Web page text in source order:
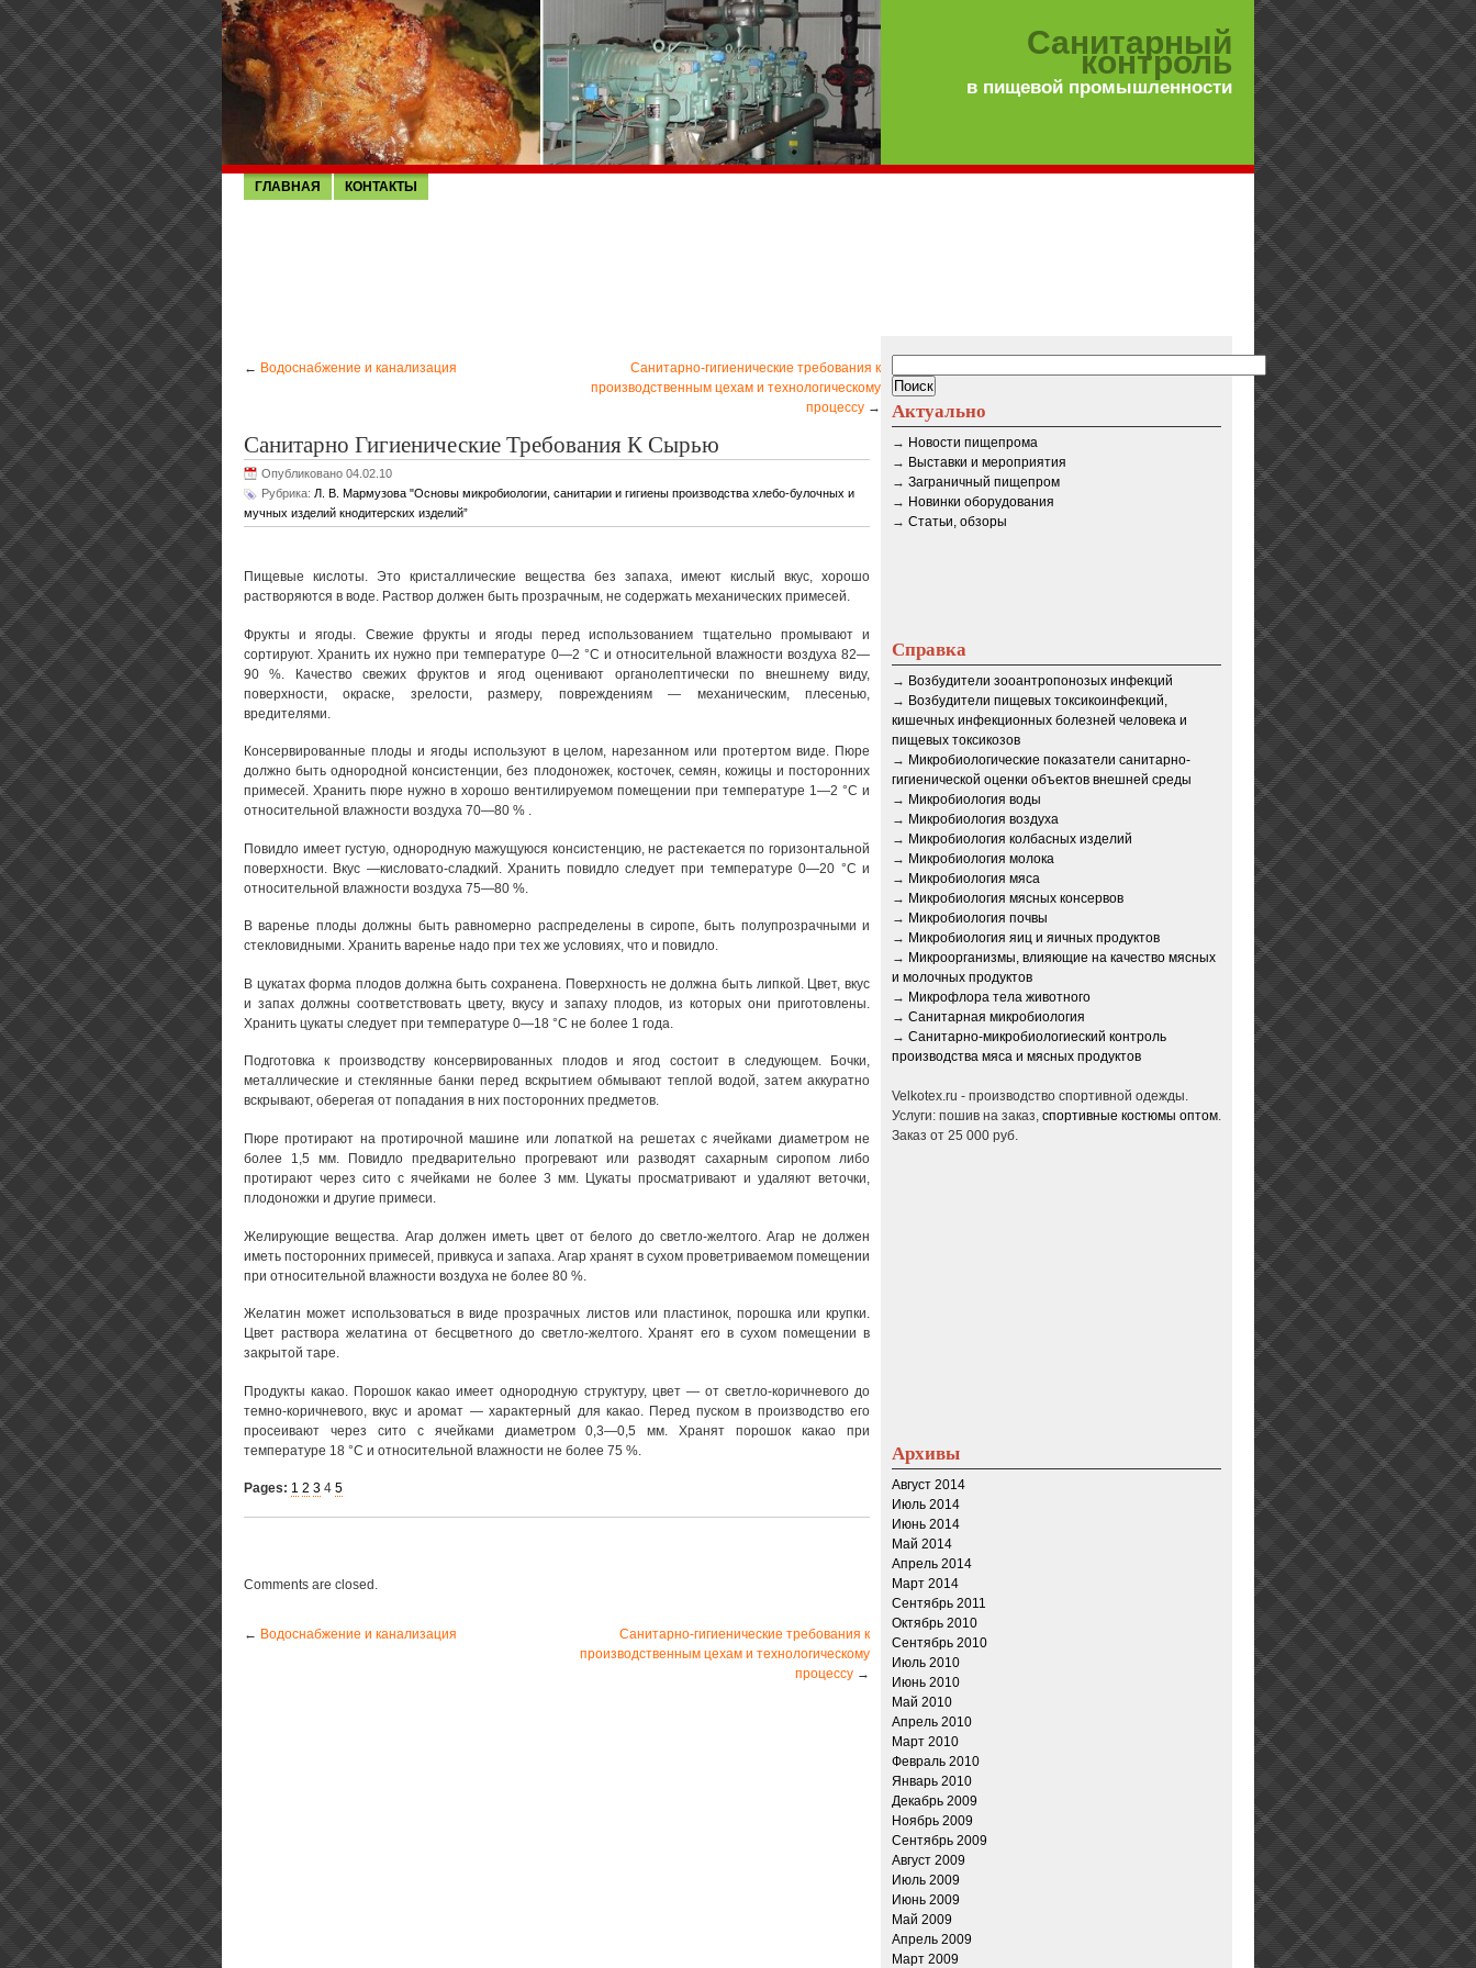
Санитарный
контроль
в пищевой промышленности
ГЛАВНАЯ КОНТАКТЫ
← Водоснабжение и канализация
Санитарно-гигиенические требования к
производственным цехам и технологическому
процессу →
Санитарно Гигиенические Требования К Сырью
Опубликовано 04.02.10
Рубрика: Л. В. Мармузова "Основы микробиологии, санитарии и гигиены производства хлебо-булочных и
мучных изделий кнодитерских изделий”
Пищевые кислоты. Это кристаллические вещества без запаха, имеют кислый вкус, хорошо
растворяются в воде. Раствор должен быть прозрачным, не содержать механических примесей.
Фрукты и ягоды. Свежие фрукты и ягоды перед использованием тщательно промывают и
сортируют. Хранить их нужно при температуре 0—2 °С и относительной влажности воздуха 82—
90 %. Качество свежих фруктов и ягод оценивают органолептически по внешнему виду,
поверхности, окраске, зрелости, размеру, повреждениям — механическим, плесенью,
вредителями.
Консервированные плоды и ягоды используют в целом, нарезанном или протертом виде. Пюре
должно быть однородной консистенции, без плодоножек, косточек, семян, кожицы и посторонних
примесей. Хранить пюре нужно в хорошо вентилируемом помещении при температуре 1—2 °С и
относительной влажности воздуха 70—80 % .
Повидло имеет густую, однородную мажущуюся консистенцию, не растекается по горизонтальной
поверхности. Вкус —кисловато-сладкий. Хранить повидло следует при температуре 0—20 °С и
относительной влажности воздуха 75—80 %.
В варенье плоды должны быть равномерно распределены в сиропе, быть полупрозрачными и
стекловидными. Хранить варенье надо при тех же условиях, что и повидло.
В цукатах форма плодов должна быть сохранена. Поверхность не должна быть липкой. Цвет, вкус
и запах должны соответствовать цвету, вкусу и запаху плодов, из которых они приготовлены.
Хранить цукаты следует при температуре 0—18 °С не более 1 года.
Подготовка к производству консервированных плодов и ягод состоит в следующем. Бочки,
металлические и стеклянные банки перед вскрытием обмывают теплой водой, затем аккуратно
вскрывают, оберегая от попадания в них посторонних предметов.
Пюре протирают на протирочной машине или лопаткой на решетах с ячейками диаметром не
более 1,5 мм. Повидло предварительно прогревают или разводят сахарным сиропом либо
протирают через сито с ячейками не более 3 мм. Цукаты просматривают и удаляют веточки,
плодоножки и другие примеси.
Желирующие вещества. Агар должен иметь цвет от белого до светло-желтого. Агар не должен
иметь посторонних примесей, привкуса и запаха. Агар хранят в сухом проветриваемом помещении
при относительной влажности воздуха не более 80 %.
Желатин может использоваться в виде прозрачных листов или пластинок, порошка или крупки.
Цвет раствора желатина от бесцветного до светло-желтого. Хранят его в сухом помещении в
закрытой таре.
Продукты какао. Порошок какао имеет однородную структуру, цвет — от светло-коричневого до
темно-коричневого, вкус и аромат — характерный для какао. Перед пуском в производство его
просеивают через сито с ячейками диаметром 0,3—0,5 мм. Хранят порошок какао при
температуре 18 °С и относительной влажности не более 75 %.
Pages: 1 2 3 4 5
Comments are closed.
← Водоснабжение и канализация
Санитарно-гигиенические требования к
производственным цехам и технологическому
процессу →
Актуально
→ Новости пищепрома
→ Выставки и мероприятия
→ Заграничный пищепром
→ Новинки оборудования
→ Статьи, обзоры
Справка
→ Возбудители зооантропонозых инфекций
→ Возбудители пищевых токсикоинфекций,
кишечных инфекционных болезней человека и
пищевых токсикозов
→ Микробиологические показатели санитарно-
гигиенической оценки объектов внешней среды
→ Микробиология воды
→ Микробиология воздуха
→ Микробиология колбасных изделий
→ Микробиология молока
→ Микробиология мяса
→ Микробиология мясных консервов
→ Микробиология почвы
→ Микробиология яиц и яичных продуктов
→ Микроорганизмы, влияющие на качество мясных
и молочных продуктов
→ Микрофлора тела животного
→ Санитарная микробиология
→ Санитарно-микробиологиеский контроль
производства мяса и мясных продуктов
Velkotex.ru - производство спортивной одежды.
Услуги: пошив на заказ, спортивные костюмы оптом.
Заказ от 25 000 руб.
Архивы
Август 2014
Июль 2014
Июнь 2014
Май 2014
Апрель 2014
Март 2014
Сентябрь 2011
Октябрь 2010
Сентябрь 2010
Июль 2010
Июнь 2010
Май 2010
Апрель 2010
Март 2010
Февраль 2010
Январь 2010
Декабрь 2009
Ноябрь 2009
Сентябрь 2009
Август 2009
Июль 2009
Июнь 2009
Май 2009
Апрель 2009
Март 2009